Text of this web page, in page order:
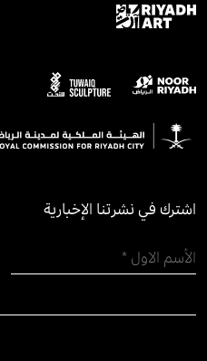
اشترك في نشرتنا الإخبارية